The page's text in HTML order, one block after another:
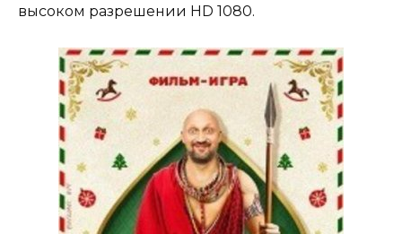
высоком разрешении HD 1080.